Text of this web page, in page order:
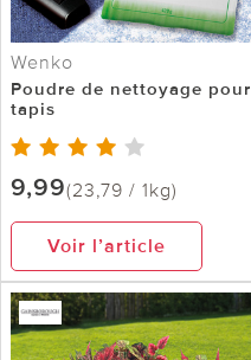
Wenko
Poudre de nettoyage pour
tapis
9,99(23,79 / 1kg)
Voir l’article